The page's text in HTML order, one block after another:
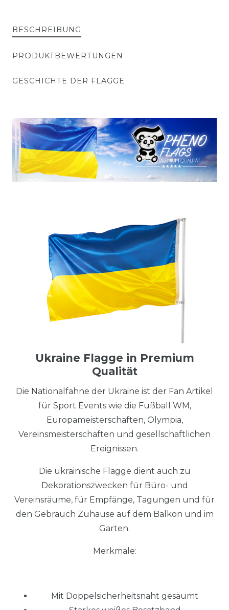
BESCHREIBUNG
PRODUKTBEWERTUNGEN
GESCHICHTE DER FLAGGE
Ukraine Flagge in Premium
Qualität
Die Nationalfahne der Ukraine ist der Fan Artikel
für Sport Events wie die Fußball WM,
Europameisterschaften, Olympia,
Vereinsmeisterschaften und gesellschaftlichen
Ereignissen.
Die ukrainische Flagge dient auch zu
Dekorationszwecken für Büro- und
Vereinsräume, für Empfänge, Tagungen und für
den Gebrauch Zuhause auf dem Balkon und im
Garten.
Merkmale:
Mit Doppelsicherheitsnaht gesäumt